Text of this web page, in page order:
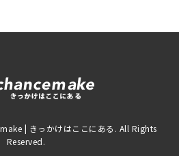
| きっかけはここにある. All Rights
Reserved.